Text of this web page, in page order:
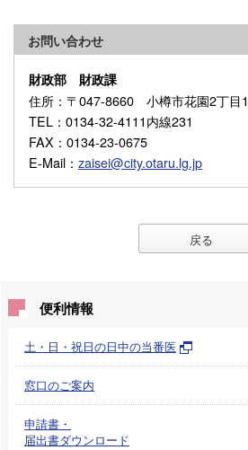
お問い合わせ
財政部 財政課
住所 ：〒047-8660 小樽市花園2丁目
TEL ：0134-32-4111内線231
FAX ：0134-23-0675
E-Mail ： zaisei@city.otaru.lg.jp
戻る
便利情報
土・日・祝日の日中の当番医
窓口のご案内
申請書・
届出書ダウンロード